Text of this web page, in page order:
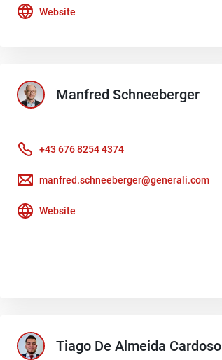
Website
Manfred Schneeberger
+43 676 8254 4374
manfred.schneeberger@generali.com
Website
Tiago De Almeida Cardoso